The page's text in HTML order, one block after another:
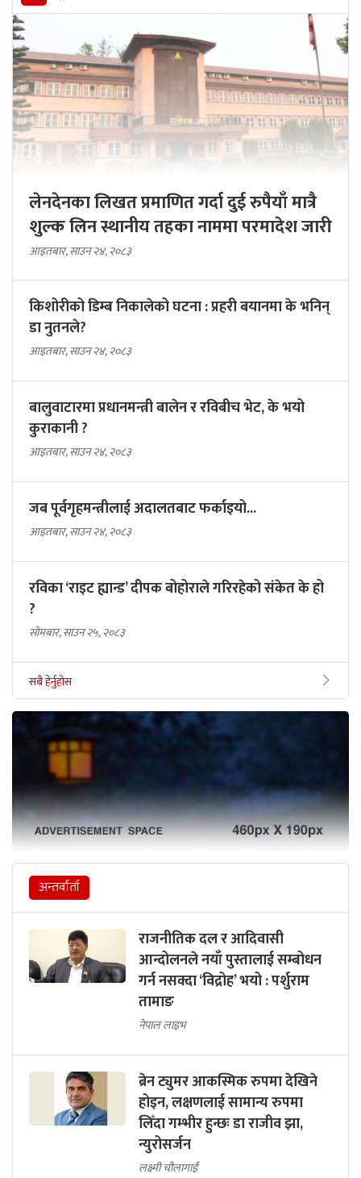
लेनदेनका लिखत प्रमाणित गर्दा दुई रुपैयाँ मात्रै
शुल्क लिन स्थानीय तहका नाममा परमादेश जारी
आइतबार, साउन २४, २०८३
किशोरीको डिम्ब निकालेको घटना : प्रहरी बयानमा के भनिन्
डा नुतनले?
आइतबार, साउन २४, २०८३
बालुवाटारमा प्रधानमन्त्री बालेन र रविबीच भेट, के भयो
कुराकानी ?
आइतबार, साउन २४, २०८३
जब पूर्वगृहमन्त्रीलाई अदालतबाट फर्काइयो...
आइतबार, साउन २४, २०८३
रविका ‘राइट ह्यान्ड’ दीपक बोहोराले गरिरहेको संकेत के हो
?
सोमबार, साउन २५, २०८३
सबै हेर्नुहोस
अन्तर्वार्ता
राजनीतिक दल र आदिवासी
आन्दोलनले नयाँ पुस्तालाई सम्बोधन
गर्न नसक्दा ‘विद्रोह’ भयो : पर्शुराम
तामाङ
नेपाल लाइभ
ब्रेन ट्युमर आकस्मिक रुपमा देखिने
होइन, लक्षणलाई सामान्य रुपमा
लिँदा गम्भीर हुन्छः डा राजीव झा,
न्युरोसर्जन
लक्ष्मी चौलागाईं